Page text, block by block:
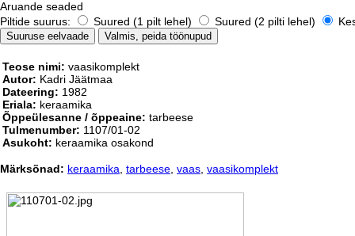
Aruande seaded
Piltide suurus:
Suured (1 pilt lehel) Suured (2 pilti lehel)
Teose nimi: vaasikomplekt
Autor: Kadri Jäätmaa
Dateering: 1982
Eriala: keraamika
Õppeülesanne / õppeaine: tarbeese
Tulmenumber: 1107/01-02
Asukoht: keraamika osakond
Märksõnad: keraamika tarbeese vaas vaasikomplekt